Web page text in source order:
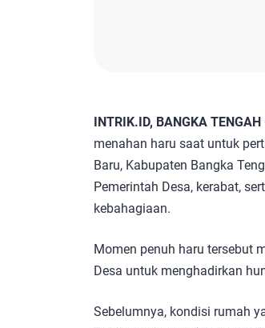
INTRIK.ID, BANGKA TENGAH
menahan haru saat untuk
Baru, Kabupaten Bangka
Pemerintah Desa, kerabat,
kebahagiaan.
Momen penuh haru tersebut
Desa untuk menghadirkan
Sebelumnya, kondisi rumah